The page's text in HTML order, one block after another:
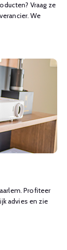
Vraag ze
We
Profiteer
advies en zie